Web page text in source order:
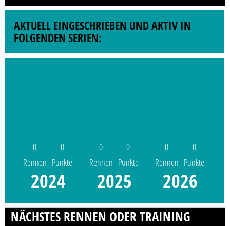
AKTUELL EINGESCHRIEBEN UND AKTIV IN
FOLGENDEN SERIEN:
0
Rennen
0
Punkte
2024
0
Rennen
0
Punkte
2025
0
Rennen
0
Punkte
2026
NÄCHSTES RENNEN ODER TRAINING